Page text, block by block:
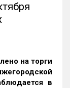
на торги
в